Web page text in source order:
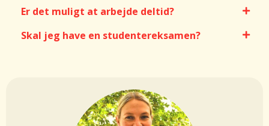
Er det muligt at arbejde deltid?
Skal jeg have en studentereksamen?